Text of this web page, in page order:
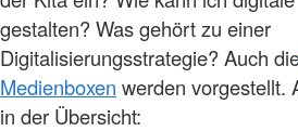
gestalten? Was gehört zu einer
Digitalisierungsstrategie? Auch
Medienboxen werden vorgestellt.
in der Übersicht: